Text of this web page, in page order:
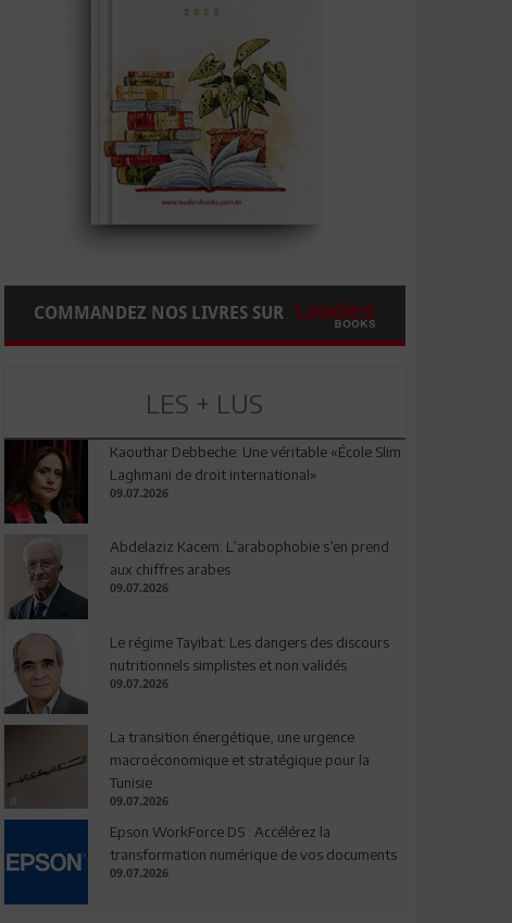
COMMANDEZ NOS LIVRES SUR
LES + LUS
Kaouthar Debbeche: Une véritable «École Slim
Laghmani de droit international»
09.07.2026
Abdelaziz Kacem: L’arabophobie s’en prend
aux chiffres arabes
09.07.2026
Le régime Tayibat: Les dangers des discours
nutritionnels simplistes et non validés
09.07.2026
La transition énergétique, une urgence
macroéconomique et stratégique pour la
Tunisie
09.07.2026
Epson WorkForce DS : Accélérez la
transformation numérique de vos documents
09.07.2026